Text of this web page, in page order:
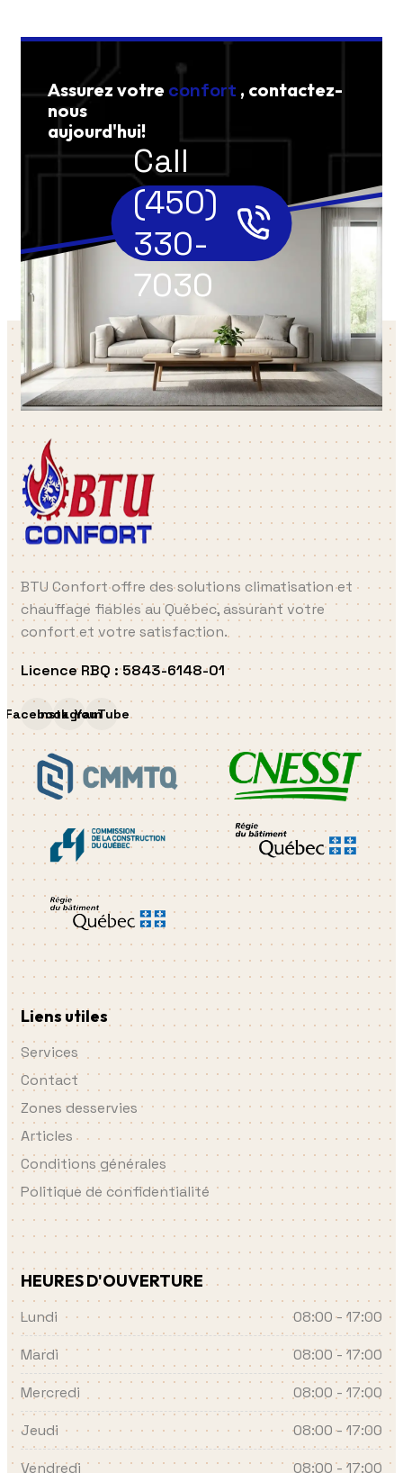
Assurez votre confort , contactez-
nous
aujourd'hui!
Call
(450)
330-
7030
BTU Confort offre des solutions climatisation et
chauffage fiables au Québec, assurant votre
confort et votre satisfaction.
Licence RBQ : 5843-6148-01
FacebookInstagramYouTube
Liens utiles
Services
Contact
Zones desservies
Articles
Conditions générales
Politique de confidentialité
HEURES D'OUVERTURE
Lundi
08:00 - 17:00
Mardi
08:00 - 17:00
Mercredi
08:00 - 17:00
Jeudi
08:00 - 17:00
Vendredi
08:00 - 17:00